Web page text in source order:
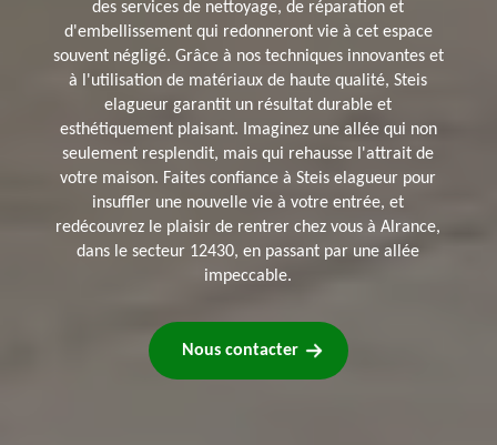
des services de nettoyage, de réparation et
d'embellissement qui redonneront vie à cet espace
souvent négligé. Grâce à nos techniques innovantes et
à l'utilisation de matériaux de haute qualité, Steis
elagueur garantit un résultat durable et
esthétiquement plaisant. Imaginez une allée qui non
seulement resplendit, mais qui rehausse l'attrait de
votre maison. Faites confiance à Steis elagueur pour
insuffler une nouvelle vie à votre entrée, et
redécouvrez le plaisir de rentrer chez vous à Alrance,
dans le secteur 12430, en passant par une allée
impeccable.
Nous contacter